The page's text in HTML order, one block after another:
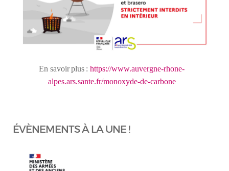
En savoir plus : https://www.auvergne-rhone-
alpes.ars.sante.fr/monoxyde-de-carbone
ÉVÈNEMENTS À LA UNE !